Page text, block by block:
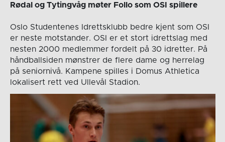
Rødal og Tytingvåg møter Follo som OSI spillere
Oslo Studentenes Idrettsklubb bedre kjent som OSI
er neste motstander. OSI er et stort idrettslag med
nesten 2000 medlemmer fordelt på 30 idretter. På
håndballsiden mønstrer de flere dame og herrelag
på seniornivå. Kampene spilles i Domus Athletica
lokalisert rett ved Ullevål Stadion.